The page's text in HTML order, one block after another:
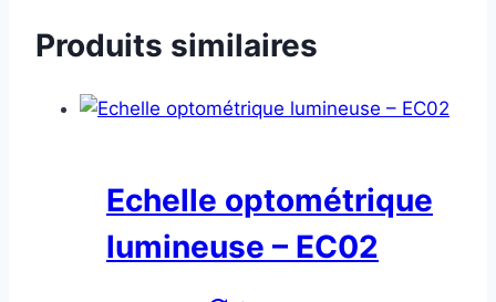
Produits similaires
Echelle optométrique
lumineuse – EC02